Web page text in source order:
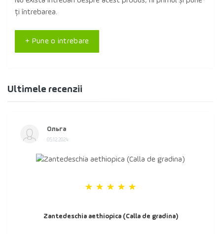
ți întrebarea.
+ Pune o intrebare
Ultimele recenzii
Ольга
05.12.2024
Zantedeschia aethiopica (Calla de gradina)